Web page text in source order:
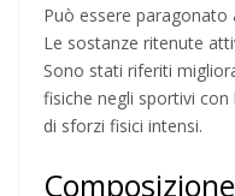
Può essere paragonato
Le sostanze ritenute
Sono stati riferiti
fisiche negli sportivi
di sforzi fisici intensi.
Composizione